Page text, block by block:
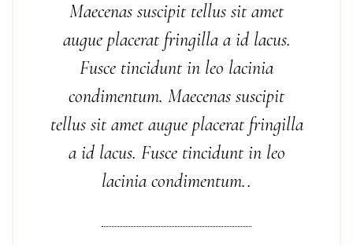
Maecenas suscipit tellus sit amet
augue placerat fringilla a id lacus.
Fusce tincidunt in leo lacinia
condimentum. Maecenas suscipit
tellus sit amet augue placerat fringilla
a id lacus. Fusce tincidunt in leo
lacinia condimentum..